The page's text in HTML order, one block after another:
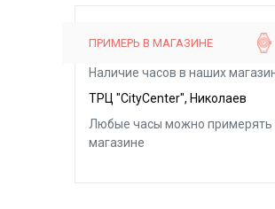
ПРИМЕРЬ В МАГАЗИНЕ
Наличие часов в наших
ТРЦ "CityCenter", Николаев
Любые часы можно примерять
магазине